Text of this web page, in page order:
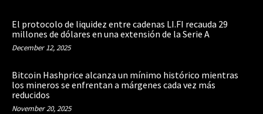
El protocolo de liquidez entre cadenas LI.FI recauda 29
millones de dólares en una extensión de la Serie A
December 12, 2025
Bitcoin Hashprice alcanza un mínimo histórico mientras
los mineros se enfrentan a márgenes cada vez más
reducidos
November 20, 2025